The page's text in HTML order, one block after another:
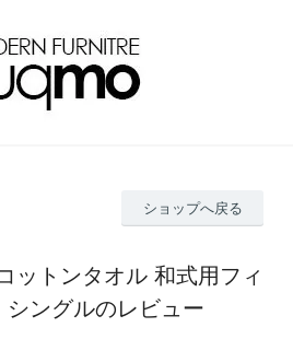
ショップへ戻る
ットンタオル 和式用フィ
シングルのレビュー